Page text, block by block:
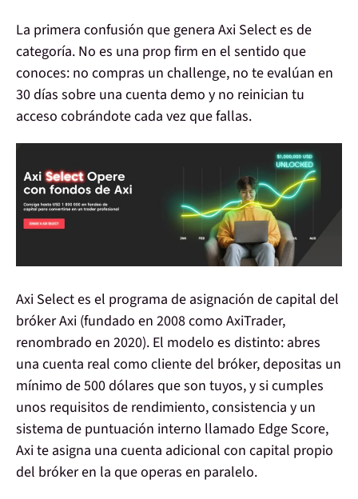
La primera confusión que genera Axi Select es de
categoría. No es una prop firm en el sentido que
conoces: no compras un challenge, no te evalúan en
30 días sobre una cuenta demo y no reinician tu
acceso cobrándote cada vez que fallas.
Axi Select es el programa de asignación de capital del
bróker Axi (fundado en 2008 como AxiTrader,
renombrado en 2020). El modelo es distinto: abres
una cuenta real como cliente del bróker, depositas un
mínimo de500 dólares que son tuyos, y si cumples
unos requisitos de rendimiento, consistencia y un
sistema de puntuación interno llamado Edge Score,
Axi te asigna una cuenta adicional con capital propio
del bróker en la que operas en paralelo.